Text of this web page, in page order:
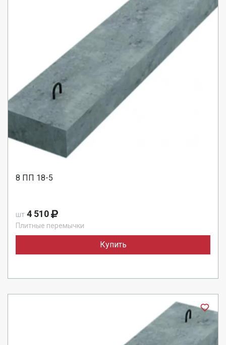
8 ПП 18-5
шт 4 510
Плитные перемычки
Купить